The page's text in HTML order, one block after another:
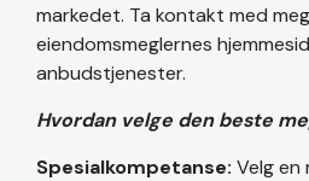
markedet. Ta kontakt med
eiendomsmeglernes
anbudstjenester.
Hvordan velge den beste
Spesialkompetanse: Velg en